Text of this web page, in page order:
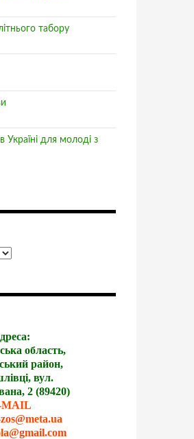
табору
Україні для молоді з
область,
район,
вул.
2 (89420)
MAIL